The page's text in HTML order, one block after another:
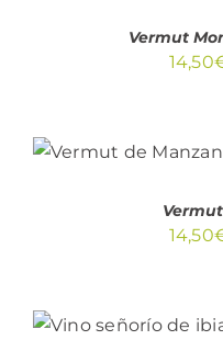
Vermut
14,50
AÑADIR AL
14,50
CARRITO
/